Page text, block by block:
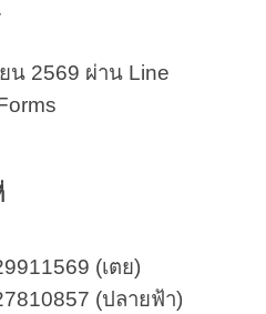
น 2569 ผ่าน Line
(เตย)
(ปลายฟ้า)